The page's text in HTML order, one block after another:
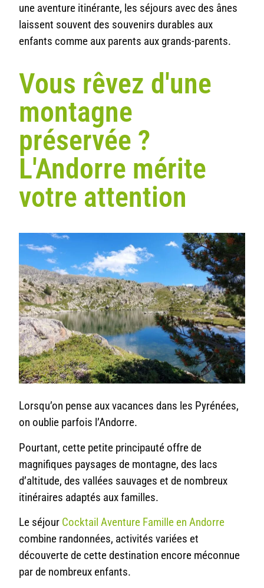
une aventure itinérante, les séjours avec des ânes
laissent souvent des souvenirs durables aux
enfants comme aux parents aux grands-parents.
Vous rêvez d'une
montagne
préservée ?
L'Andorre mérite
votre attention
Lorsqu’on pense aux vacances dans les Pyrénées,
on oublie parfois l’Andorre.
Pourtant, cette petite principauté offre de
magnifiques paysages de montagne, des lacs
d’altitude, des vallées sauvages et de nombreux
itinéraires adaptés aux familles.
Le séjour Cocktail Aventure Famille en Andorre
combine randonnées, activités variées et
découverte de cette destination encore méconnue
par de nombreux enfants.